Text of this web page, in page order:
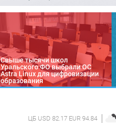
Свыше тысячи школ
Уральского ФО выбрали ОС
Astra Linux для цифровизации
образования
ЦБ USD 82.17 EUR 94.84